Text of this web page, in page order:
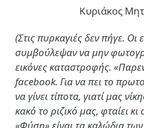
Κυριάκος
(Στις πυρκαγιές δεν πήγε. Οι
συμβούλεψαν να μην
εικόνες καταστροφής.
facebook. Για να πει το
να γίνει τίποτα, γιατί μας
κακό το ριζικό μας, φταίει
«Φύση» είναι τα καλώδια